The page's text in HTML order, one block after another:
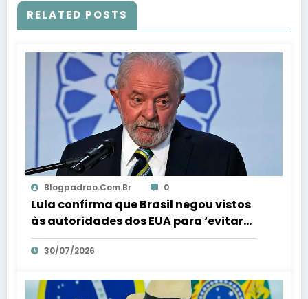
RELATED POSTS
Blogpadrao.com.br 0
Lula confirma que Brasil negou vistos
às autoridades dos EUA para ‘evitar
interferência’ nas eleições – Em Dia ES
30/07/2026